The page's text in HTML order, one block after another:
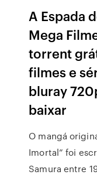
A Espada
Mega
torrent
filmes e
bluray
baixar
O mangá
Imortal” foi
Samura entre